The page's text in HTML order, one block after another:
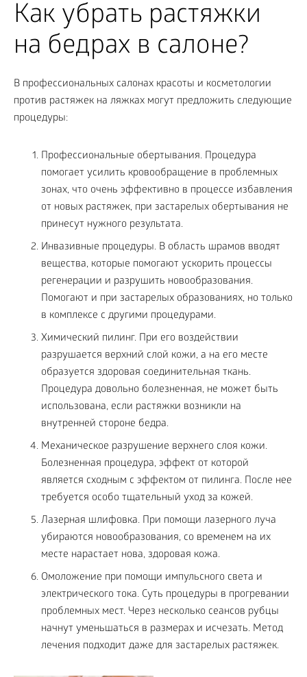
Как убрать растяжки
на бедрах в салоне?
В профессиональных салонах красоты и косметологии
против растяжек на ляжках могут предложить следующие
процедуры:
Профессиональные обертывания. Процедура
помогает усилить кровообращение в проблемных
зонах, что очень эффективно в процессе избавления
от новых растяжек, при застарелых обертывания не
принесут нужного результата.
Инвазивные процедуры. В область шрамов вводят
вещества, которые помогают ускорить процессы
регенерации и разрушить новообразования.
Помогают и при застарелых образованиях, но только
в комплексе с другими процедурами.
Химический пилинг. При его воздействии
разрушается верхний слой кожи, а на его месте
образуется здоровая соединительная ткань.
Процедура довольно болезненная, не может быть
использована, если растяжки возникли на
внутренней стороне бедра.
Механическое разрушение верхнего слоя кожи.
Болезненная процедура, эффект от которой
является сходным с эффектом от пилинга. После нее
требуется особо тщательный уход за кожей.
Лазерная шлифовка. При помощи лазерного луча
убираются новообразования, со временем на их
месте нарастает нова, здоровая кожа.
Омоложение при помощи импульсного света и
электрического тока. Суть процедуры в прогревании
проблемных мест. Через несколько сеансов рубцы
начнут уменьшаться в размерах и исчезать. Метод
лечения подходит даже для застарелых растяжек.